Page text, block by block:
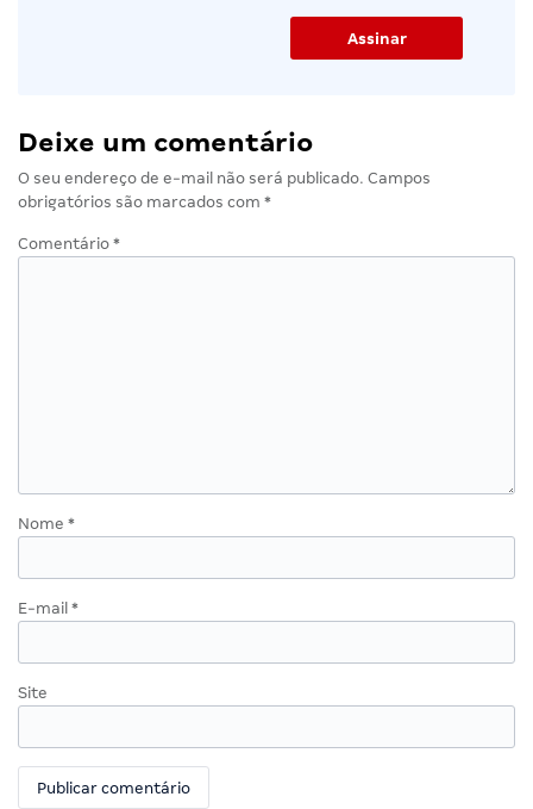
Deixe um comentário
O seu endereço de e-mail não será publicado. Campos
obrigatórios são marcados com *
Comentário *
Nome *
E-mail *
Site